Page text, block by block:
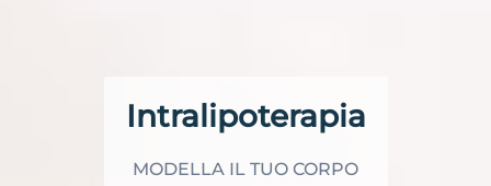
Intralipoterapia
MODELLA IL TUO CORPO